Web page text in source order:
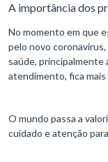
A importância dos
No momento em que
pelo novo
saúde, principalmente
atendimento, fica mais
O mundo passa a
cuidado e atenção